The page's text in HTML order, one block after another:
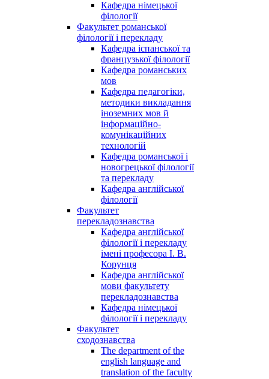
Кафедра німецької
філології
Факультет романської
філології і перекладу
Кафедра іспанської та
французької філології
Кафедра романських
мов
Кафедра педагогіки,
методики викладання
іноземних мов й
інформаційно-
комунікаційних
технологій
Кафедра романської і
новогрецької філології
та перекладу
Кафедра англійської
філології
Факультет
перекладознавства
Кафедра англійської
філології і перекладу
імені професора І. В.
Корунця
Кафедра англійської
мови факультету
перекладознавства
Кафедра німецької
філології і перекладу
Факультет
сходознавства
The department of the
english language and
translation of the faculty